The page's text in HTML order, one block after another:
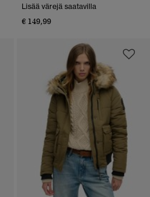
Lisää värejä saatavilla
€ 149,99